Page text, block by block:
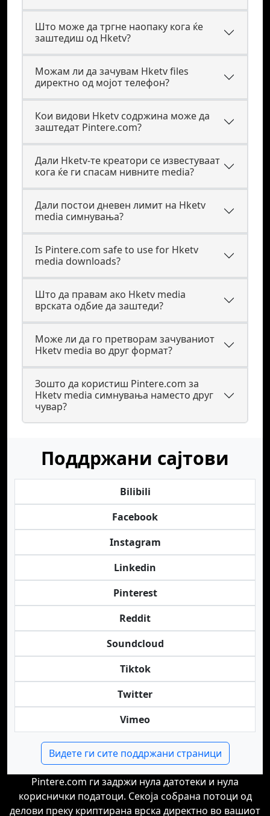
Што може да тргне наопаку кога ќе
заштедиш од Hketv?
Можам ли да зачувам Hketv files
директно од мојот телефон?
Кои видови Hketv содржина може да
заштедат Pintere.com?
Дали Hketv-те креатори се известуваат
кога ќе ги спасам нивните media?
Дали постои дневен лимит на Hketv
media симнувања?
Is Pintere.com safe to use for Hketv
media downloads?
Што да правам ако Hketv media
врската одбие да заштеди?
Може ли да го претворам зачуваниот
Hketv media во друг формат?
Зошто да користиш Pintere.com за
Hketv media симнувања наместо друг
чувар?
Поддржани сајтови
Bilibili
Facebook
Instagram
Linkedin
Pinterest
Reddit
Soundcloud
Tiktok
Twitter
Vimeo
Видете ги сите поддржани страници
Pintere.com ги задржи нула датотеки и нула
кориснички податоци. Секоја собрана потоци од
делови преку криптирана врска директно во вашиот